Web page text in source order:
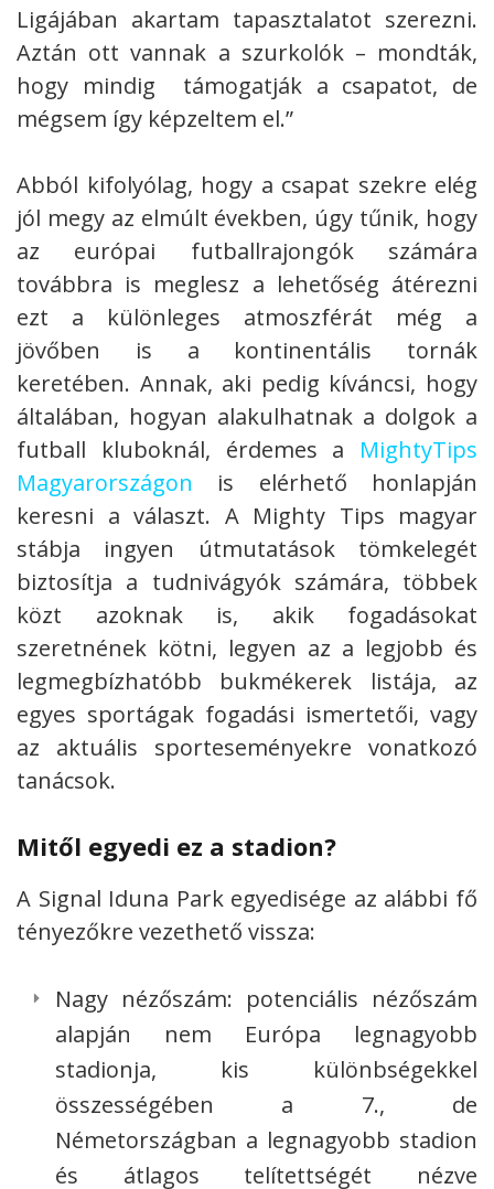
Ligájában akartam tapasztalatot szerezni.
Aztán ott vannak a szurkolók – mondták,
hogy mindig támogatják a csapatot, de
mégsem így képzeltem el.”
Abból kifolyólag, hogy a csapat szekre elég
jól megy az elmúlt években, úgy tűnik, hogy
az európai futballrajongók számára
továbbra is meglesz a lehetőség átérezni
ezt a különleges atmoszférát még a
jövőben is a kontinentális tornák
keretében. Annak, aki pedig kíváncsi, hogy
általában, hogyan alakulhatnak a dolgok a
futball kluboknál, érdemes a MightyTips
Magyarországon is elérhető honlapján
keresni a választ. A Mighty Tips magyar
stábja ingyen útmutatások tömkelegét
biztosítja a tudnivágyók számára, többek
közt azoknak is, akik fogadásokat
szeretnének kötni, legyen az a legjobb és
legmegbízhatóbb bukmékerek listája, az
egyes sportágak fogadási ismertetői, vagy
az aktuális sporteseményekre vonatkozó
tanácsok.
Mitől egyedi ez a stadion?
A Signal Iduna Park egyedisége az alábbi fő
tényezőkre vezethető vissza:
Nagy nézőszám: potenciális nézőszám
alapján nem Európa legnagyobb
stadionja, kis különbségekkel
összességében a 7., de
Németországban a legnagyobb stadion
és átlagos telítettségét nézve